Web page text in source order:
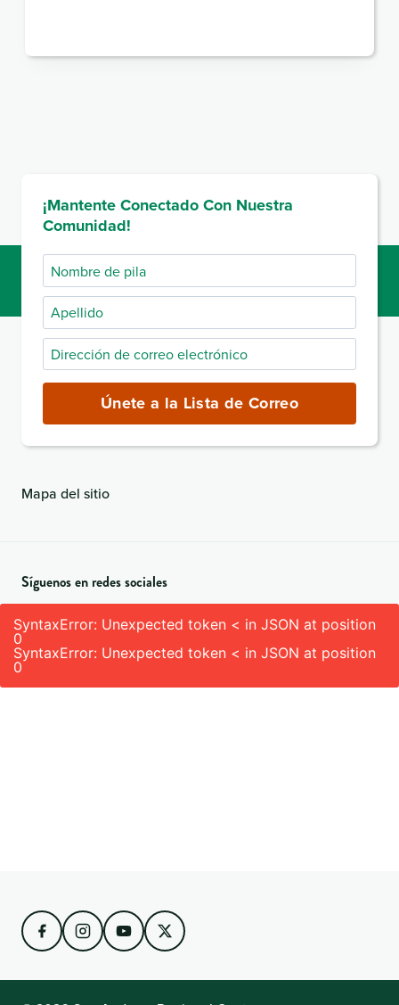
¡Mantente Conectado Con Nuestra
Comunidad!
Nombre
de
pila
Apellido
Dirección
de
electrónico
(obligatorio)
Únete a la Lista de Correo
Mapa del sitio
Síguenos en redes sociales
SyntaxError: Unexpected token < in JSON at position
0
SyntaxError: Unexpected token < in JSON at position
0